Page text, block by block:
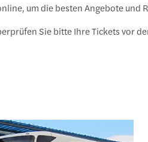
um die besten Angebote und
Sie bitte Ihre Tickets vor